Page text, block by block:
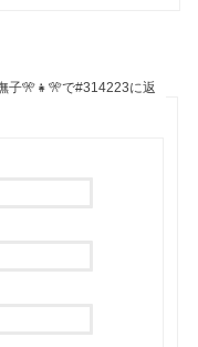
子🎌👧🎌で#314223に返